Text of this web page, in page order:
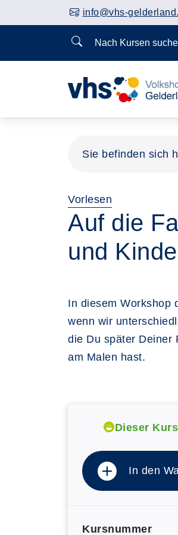
info@vhs-
Nach Kursen suchen
Sie befinden sich
Vorlesen
Auf die
und
In diesem Workshop
wenn wir
die Du später Deiner
am Malen hast.
Dieser
In den
Kursnummer